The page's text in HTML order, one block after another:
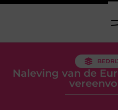
Naleving van de